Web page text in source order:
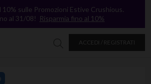
10% sulle Promozioni Estive Crushious.
al 31/08! Risparmia fino al 10%
ACCEDI / REGISTRATI